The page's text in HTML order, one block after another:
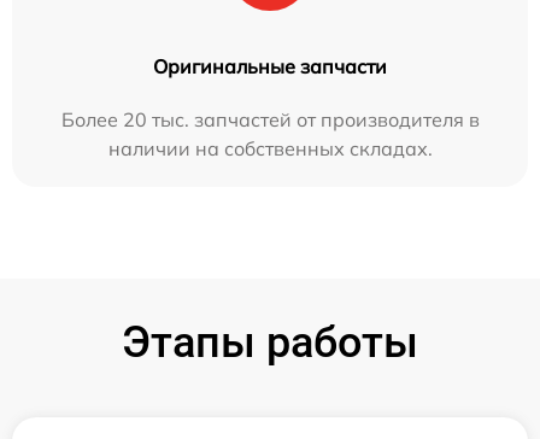
Оригинальные запчасти
Более 20 тыс. запчастей от производителя в
наличии на собственных складах.
Этапы работы